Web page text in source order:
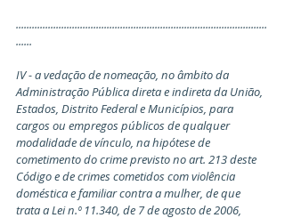
..............................................................................................
......
IV - a vedação de nomeação, no âmbito da
Administração Pública direta e indireta da União,
Estados, Distrito Federal e Municípios, para
cargos ou empregos públicos de qualquer
modalidade de vínculo, na hipótese de
cometimento do crime previsto no art. 213 deste
Código e de crimes cometidos com violência
doméstica e familiar contra a mulher, de que
trata a Lei n.º 11.340, de 7 de agosto de 2006,